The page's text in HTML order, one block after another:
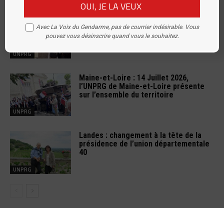
UNPRG
Maine-et-Loire : une nouvelle stèle
pour transmettre la mémoire des
Justes parmi les Nations
UNPRG
Maine-et-Loire : 14 Juillet 2026,
l’UNPRG de Maine-et-Loire présente
sur l’ensemble du territoire
UNPRG
Landes : changement à la tête de la
présidence de l’union départementale
40
Avec La Voix du Gendarme, pas de courrier indésirable. Vous
pouvez vous désinscrire quand vous le souhaitez.